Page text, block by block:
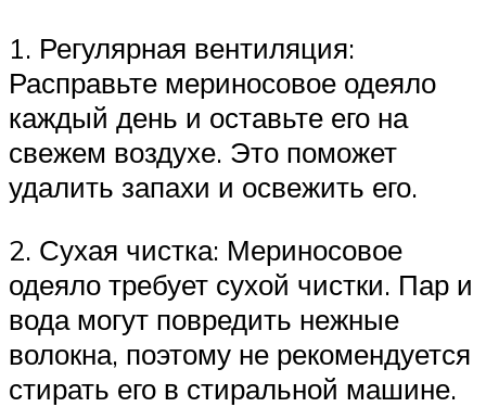
1. Регулярная вентиляция:
Расправьте мериносовое одеяло
каждый день и оставьте его на
свежем воздухе. Это поможет
удалить запахи и освежить его.
2. Сухая чистка: Мериносовое
одеяло требует сухой чистки. Пар и
вода могут повредить нежные
волокна, поэтому не рекомендуется
стирать его в стиральной машине.